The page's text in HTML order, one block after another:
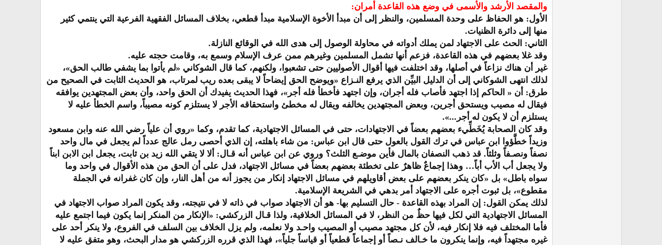
والمقصد الأرشد والأسمى في وضع هذه القاعدة أمران:
الأول: هو الحفاظ على وحدة المسلمين، والنظر إلى أن مبدأ الأخوة الإسلامية مبدأ قطعي، بخلاف المسائل الفقهية الفرعية التي ينتمي كثير
منها إلى دائرة الظنيات.
الثاني: الحث على الاجتهاد لمن يملك أدواته في محاولة الوصول إلى هدى الله في الوقائع النازلة.
وقد غلا بعضهم في هذه القاعدة، فزعم أنها تشمل المسلمين وغيرهم ممن عرف الإسلام وسمع به، وقامت حجته عليه.
غير أن هناك نزاعاً في أصلها، وقد اختلفت فيها أقوال الأصوليين حتى تشعبوا، ولكنهم، كما قال الشوكاني «لم يأتوا بما يشفي طالب الحق»،
لذلك انتهى الشوكاني إلى أن الدليل البيِّن الذي يرفع النـزاع «ويوضح الحق إيضاحاً لا يبقى بعده ريب لمرتاب، هو الحديث الثابت في الصحيح من
طرق: أن « الحاكم إذا اجتهد فأصاب فله أجران، وإن اجتهد فأخطأ فله أجر»، فهذا الحديث يفيدك أن الحق واحد، وأن بعض المجتهدين يوافقه
فيقال له مصيب ويستحق أجرين، وبعض المجتهدين يخالفه ويقال له مخطئ واستحقاقه الأجر لا يستلزم كونه مصيباً، واسم الخطأ عليه لا
يستلزم أن لا يكون له أجر...».
وقد كان الصحابة يُخَطِّيء بعضهم بعضاً في الاجتهادات، حتى في المسائل الاجتهادية، كما تقدم، وكما «روي أن علياً رضي الله عنه وابن مسعود
وزيداً خطَّؤوا ابن عباس في ترك القول بالعول حتى قال ابن عباس: من شاء باهلته، إن الذي أحصى رمل عالج عدداً لم يجعل في مال واحد
نصفاً ونصـفاً وثلثاً. قد ذهب النصفان بالمال فأين موضـع الثلث؟ وروي عن ابن عباس أنه قـال: ألا لا يتقي الله زيد بن ثابت، يجعل ابن الابن ابناً
ولا يجعل أب الأب أباً… وهذا إجماعٌ ظاهرٌ على تخطئة بعضهم بعضاً في مسائل الاجتهاد، فدل على أن الحق من هذه الأقوال في واحد وما
سواه باطل» بل «كان ينكر بعضهم على بعض أقاويلهم في مسائل الاجتهاد إنكار من يجوز أنه من أهل النار، وإن كان غفرانه في الجملة
مقطوع»، بل ثبوت أجره على الاجتهاد أمر بدهي في الشريعة الإسلامية.
لذلك يمكن القول: إن المراد بهذه القاعدة - حال التسليم بها- هو أن الاجتهاد صواب في ذاته لا في نتيجته، وقد يكون المراد صواب الاجتهاد في
المسائل الاجتهادية التي لكل فيها حظٌ من النظر، لا في المسائل الخلافية، ولذا قـال الزركشي: «الإنكار من المنكر إنما يكون فيما اجتمع عليه
فأما المختلف فيه فلا إنكار فيه، لأن كل مجتهد مصيب أو المصيب واحـد ولا نعلمه، ولم يزل الخلاف بين السلف في الفروع، ولا ينكر أحد على
غيره مجتهداً فيه، وإنما ينكرون ما خـالف نـصاً أو إجماعاً قطعياً أو قياساً جلياً»، فهذا الذي قرره الزركشي هو مدار البحث، وهو متفق عليه لا